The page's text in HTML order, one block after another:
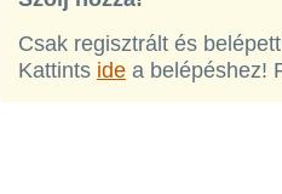
Csak regisztrált és
Kattints ide a belépéshez!